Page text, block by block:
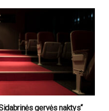
gervės naktys“